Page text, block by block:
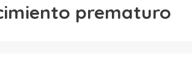
prematuro